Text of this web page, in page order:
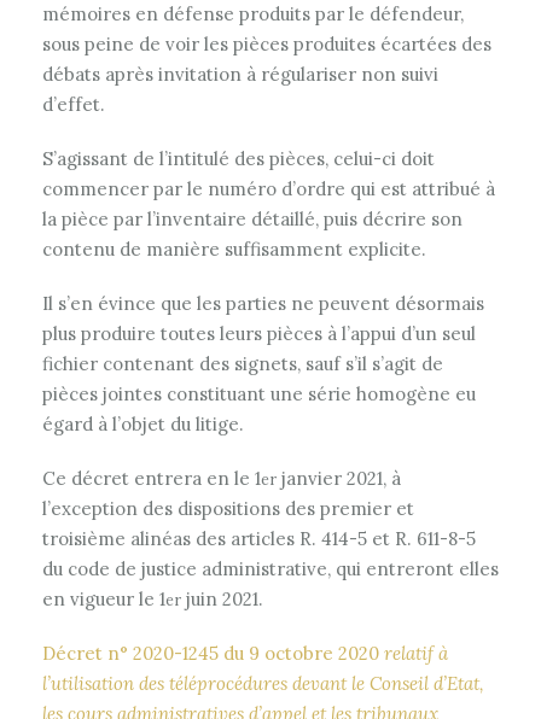
mémoires en défense produits par le défendeur,
sous peine de voir les pièces produites écartées des
débats après invitation à régulariser non suivi
d’effet.
S’agissant de l’intitulé des pièces, celui-ci doit
commencer par le numéro d’ordre qui est attribué à
la pièce par l’inventaire détaillé, puis décrire son
contenu de manière suffisamment explicite.
Il s’en évince que les parties ne peuvent désormais
plus produire toutes leurs pièces à l’appui d’un seul
fichier contenant des signets, sauf s’il s’agit de
pièces jointes constituant une série homogène eu
égard à l’objet du litige.
Ce décret entrera en le 1er janvier 2021, à
l’exception des dispositions des premier et
troisième alinéas des articles R. 414-5 et R. 611-8-5
du code de justice administrative, qui entreront elles
en vigueur le 1er juin 2021.
Décret n° 2020-1245 du 9 octobre 2020 relatif à
l’utilisation des téléprocédures devant le Conseil d’Etat,
les cours administratives d’appel et les tribunaux